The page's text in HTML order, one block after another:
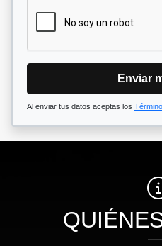
Enviar
Al enviar tus datos aceptas los